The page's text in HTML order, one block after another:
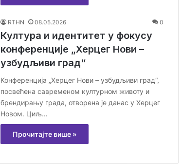
RTHN 08.05.2026 0
Култура и идентитет у фокусу
конференције „Херцег Нови –
узбудљиви град“
Конференција „Херцег Нови – узбудљиви град“,
посвећена савременом културном животу и
брендирању града, отворена је данас у Херцег
Новом. Циљ…
Прочитајте више »